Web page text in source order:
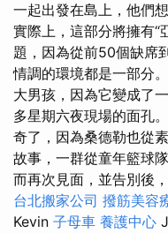
一起出發在島上，他們
實際上，這部分將擁有“
題，因為從前50個缺席
情調的環境都是一部分。
大男孩，因為它變成了
多星期六夜現場的面孔。
奇了，因為桑德勒也從
故事，一群從童年籃球
而再次見面，並告別後
台北搬家公司 撥筋美容
Kevin 子母車 養護中心